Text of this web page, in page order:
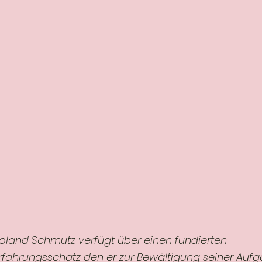
Schmutz verfügt über einen fundierten
den er zur Bewältigung seiner